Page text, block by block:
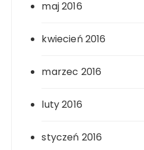
maj 2016
kwiecień 2016
marzec 2016
luty 2016
styczeń 2016